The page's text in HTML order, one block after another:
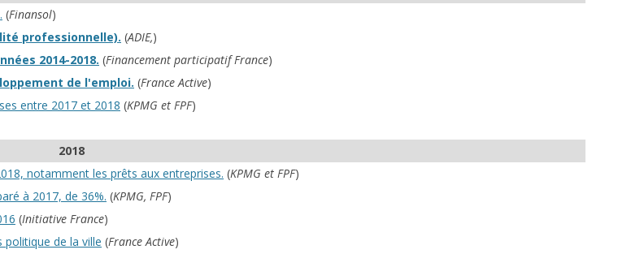
(Finansol)
professionnelle). (ADIE,)
2014-2018. (Financement participatif France)
de l'emploi. (France Active)
entre 2017 et 2018 (KPMG et FPF)
2018
notamment les prêts aux entreprises. (KPMG et FPF)
à 2017, de 36%. (KPMG, FPF)
(Initiative France)
politique de la ville (France Active)